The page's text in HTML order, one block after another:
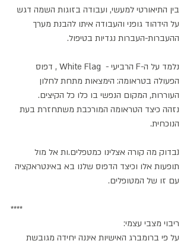
בין התיאורטי למעשי, ועבודה בזוגות השמה דגש
על הידהוד גופני והעבודה איתו להבנת מערך
ההעברות-העברות נגדיות בטיפול.
נלמד על ה-F הרביעי -  White Flag , דפוס
הפעולה בטראומה: הימצאות מתחת לחלון
העוררות, המקום הנפשי בו כלו כל הקיצים.
נזהה כיצד הטראומה המורכבת משתחזרת בעת
הנוכחית.
נבדוק מה קורה אצלינו כמטפלים.ות אל מול
תופעות אלו וכיצד הדפוס שלנו בא באינטראקציה
עם זו של המטופלים.
****
ריבוי מצבי עצמי:
על פי ברומברג האישיות איננה יחידה מגובשת